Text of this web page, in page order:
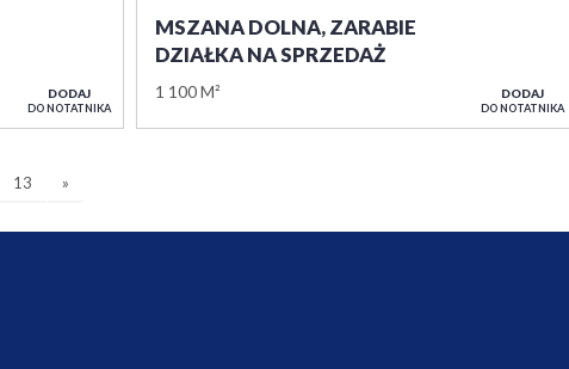
DODAJ
DO NOTATNIKA
MSZANA DOLNA, ZARABIE
DZIAŁKA NA SPRZEDAŻ
1 100 M² DODAJ
DO NOTATNIKA
13 »